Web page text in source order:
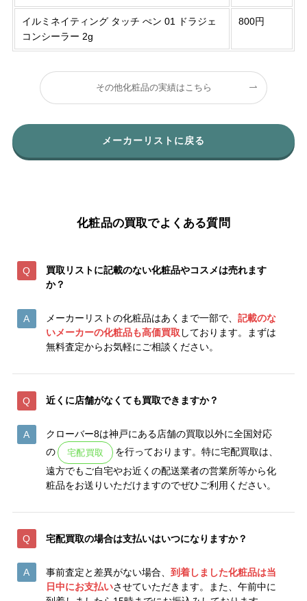
イルミネイティング タッチ ぺン 01 ドラジェ
コンシーラー 2g
800円
その他化粧品の実績はこちら
メーカーリストに戻る
化粧品の買取でよくある質問
買取リストに記載のない化粧品やコスメは売れます
か？
メーカーリストの化粧品はあくまで一部で、 記載のな
いメーカーの化粧品も高価買取 しております。まずは
無料査定からお気軽にご相談ください。
近くに店舗がなくても買取できますか？
クローバー8は神戸にある店舗の買取以外に全国対応
の
宅配買取
を行っております。特に宅配買取は、
遠方でもご自宅やお近くの配送業者の営業所等から化
粧品をお送りいただけますのでぜひご利用ください。
宅配買取の場合は支払いはいつになりますか？
事前査定と差異がない場合、 到着しました化粧品は当
日中にお支払いさせていただきます。また、午前中に